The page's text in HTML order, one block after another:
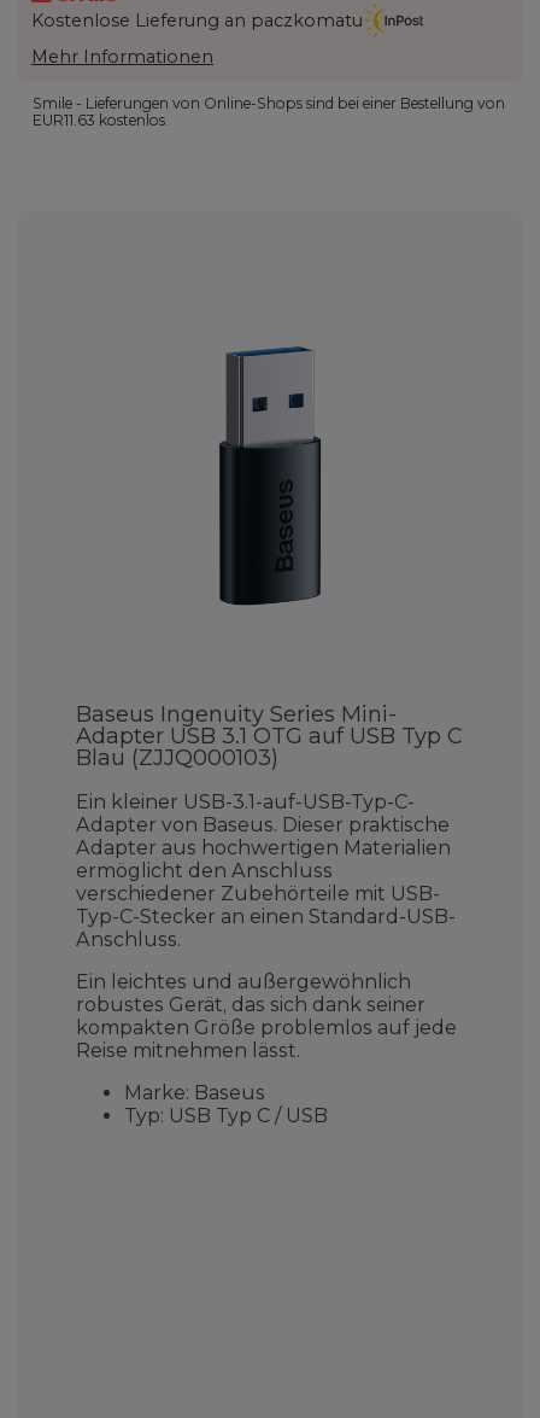
Kostenlose Lieferung an paczkomatu
Mehr Informationen
Smile - Lieferungen von Online-Shops sind bei einer Bestellung von
EUR11.63 kostenlos.
Baseus Ingenuity Series Mini-
Adapter USB 3.1 OTG auf USB Typ C
Blau (ZJJQ000103)
Ein kleiner USB-3.1-auf-USB-Typ-C-
Adapter von Baseus. Dieser praktische
Adapter aus hochwertigen Materialien
ermöglicht den Anschluss
verschiedener Zubehörteile mit USB-
Typ-C-Stecker an einen Standard-USB-
Anschluss.
Ein leichtes und außergewöhnlich
robustes Gerät, das sich dank seiner
kompakten Größe problemlos auf jede
Reise mitnehmen lässt.
Marke: Baseus
Typ: USB Typ C / USB